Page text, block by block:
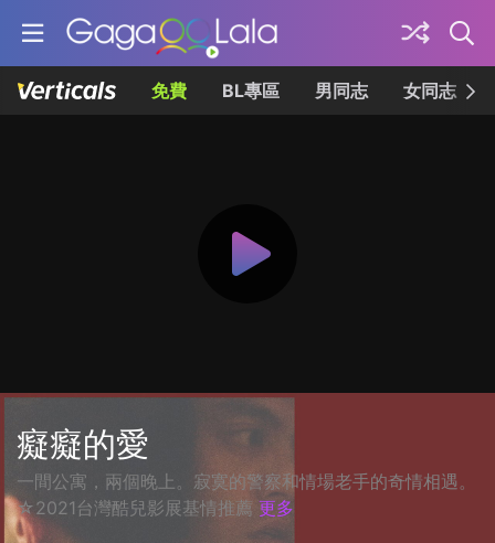
免費 BL專區 男同志 女同志
癡癡的愛
一間公寓，兩個晚上。寂寞的警察和情場老手的奇情相遇。
☆2021台灣酷兒影展基情推薦 更多